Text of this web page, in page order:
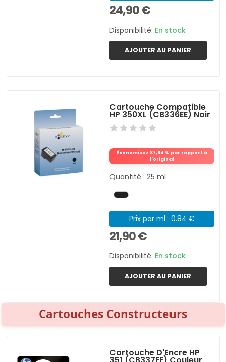
24,90 €
Disponibilité: En stock
AJOUTER AU PANIER
Cartouche Compatible
HP 350XL (CB336EE) Noir
Économisez 87,64 % par rapport à
l'original
Quantité : 25 ml
Prix par ml : 0.84 €
21,90 €
Disponibilité: En stock
AJOUTER AU PANIER
Cartouches Constructeurs
Cartouche D'Encre HP